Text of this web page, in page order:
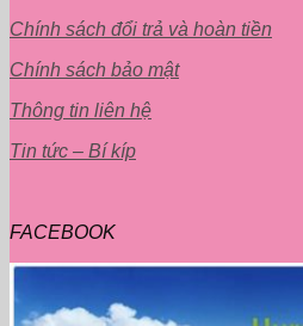
Chính sách đổi trả và hoàn tiền
Chính sách bảo mật
Thông tin liên hệ
Tin tức – Bí kíp
FACEBOOK